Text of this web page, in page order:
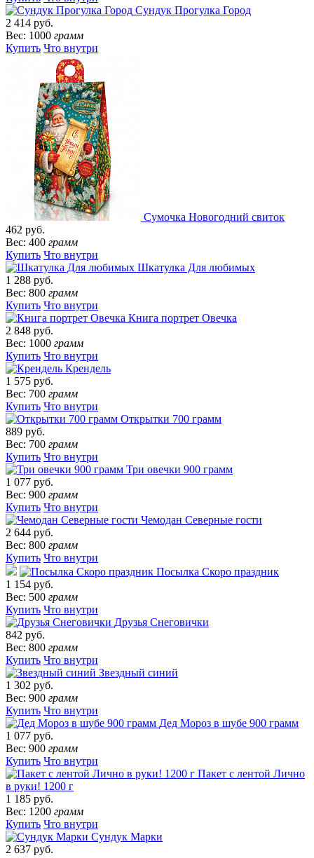
Сундук Прогулка Город
2 414 руб.
Вес: 1000 грамм
Купить Что внутри
Сумочка Новогодний свиток
462 руб.
Вес: 400 грамм
Купить Что внутри
Шкатулка Для любимых
1 288 руб.
Вес: 800 грамм
Купить Что внутри
Книга портрет Овечка
2 848 руб.
Вес: 1000 грамм
Купить Что внутри
Крендель
1 575 руб.
Вес: 700 грамм
Купить Что внутри
Открытки 700 грамм
889 руб.
Вес: 700 грамм
Купить Что внутри
Три овечки 900 грамм
1 077 руб.
Вес: 900 грамм
Купить Что внутри
Чемодан Северные гости
2 644 руб.
Вес: 800 грамм
Купить Что внутри
Посылка Скоро праздник
1 154 руб.
Вес: 500 грамм
Купить Что внутри
Друзья Снеговички
842 руб.
Вес: 800 грамм
Купить Что внутри
Звездный синий
1 302 руб.
Вес: 900 грамм
Купить Что внутри
Дед Мороз в шубе 900 грамм
1 077 руб.
Вес: 900 грамм
Купить Что внутри
Пакет с лентой Лично
в руки! 1200 г
1 185 руб.
Вес: 1200 грамм
Купить Что внутри
Сундук Марки
2 637 руб.